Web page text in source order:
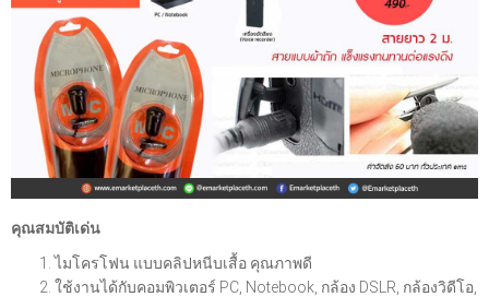
คุณสมบัติเด่น
ไมโครโฟน แบบคลิปหนีบเสื้อ คุณภาพดี
ใช้งานได้กับคอมพิวเตอร์ PC, Notebook, กล้อง DSLR, กล้องวิดีโอ,